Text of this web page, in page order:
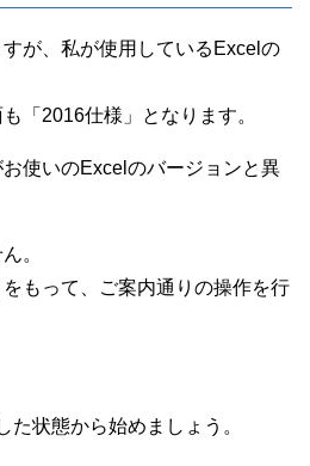
が、私が使用しているExcelの
「2016仕様」となります。
使いのExcelのバージョンと異
。
もって、ご案内通りの操作を行
た状態から始めましょう。